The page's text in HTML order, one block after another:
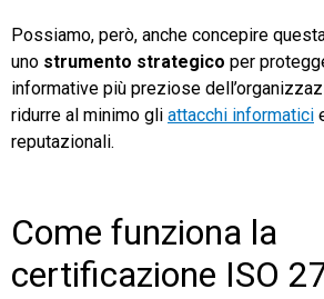
Possiamo, però, anche concepire
uno strumento strategico per
informative più preziose
ridurre al minimo gli attacchi informatici
reputazionali.
Come funziona la
certificazione ISO